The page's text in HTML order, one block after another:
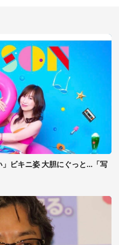
ビキニ姿 大胆にぐっと...「写